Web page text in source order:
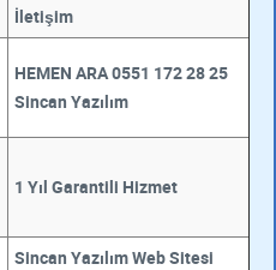
İletişim
HEMEN ARA 0551 172 28 25
Sincan Yazılım
1 Yıl Garantili Hizmet
Sincan Yazılım Web Sitesi